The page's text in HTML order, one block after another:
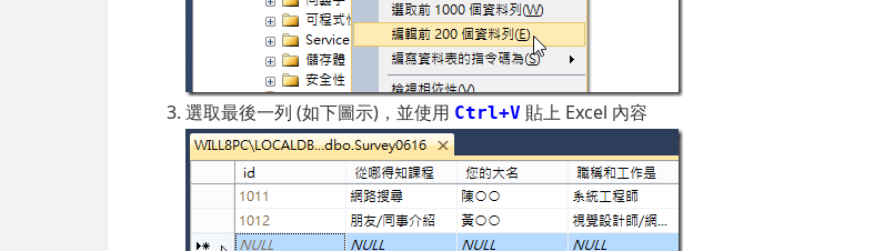
選取最後一列 (如下圖示)，並使用 Ctrl+V 貼上 Excel 內容